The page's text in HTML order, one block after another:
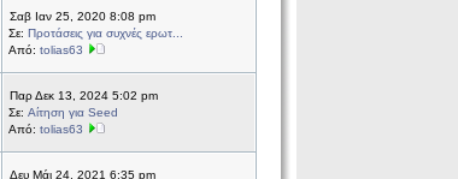
Σαβ Ιαν 25, 2020 8:08 pm
Σε: Προτάσεις για συχνές ερωτ...
Από: tolias63
Παρ Δεκ 13, 2024 5:02 pm
Σε: Αίτηση για Seed
Από: tolias63
Δευ Μάι 24, 2021 6:35 pm